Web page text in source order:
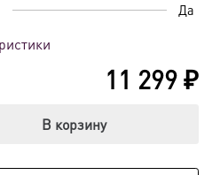
Да
11 299₽
В корзину